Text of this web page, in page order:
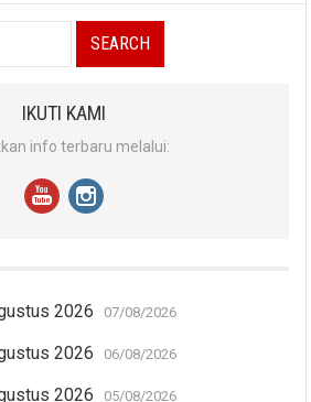
IKUTI KAMI
info terbaru melalui:
2026 07/08/2026
2026 06/08/2026
2026 05/08/2026